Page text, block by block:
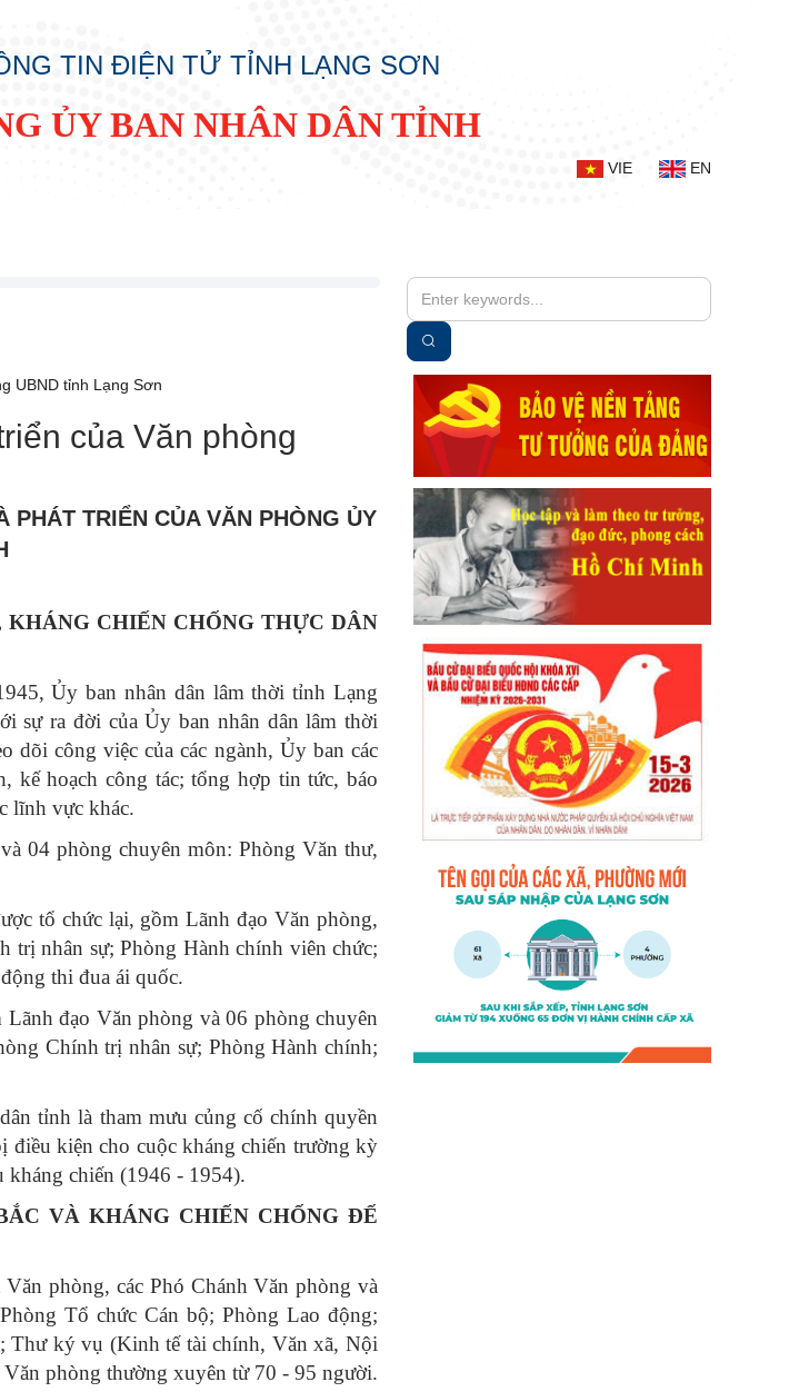
TIN ĐIỆN TỬ TỈNH LẠNG SƠN
ỦY BAN NHÂN DÂN TỈNH
VIE EN
UBND tỉnh Lạng Sơn
của Văn phòng
PHÁT TRIỂN CỦA VĂN PHÒNG ỦY
CHIẾN CHỐNG THỰC DÂN
Ủy ban nhân dân lâm thời tỉnh Lạng
sự ra đời của Ủy ban nhân dân lâm thời
công việc của các ngành, Ủy ban các
kế hoạch công tác; tổng hợp tin tức, báo
lĩnh vực khác.
04 phòng chuyên môn: Phòng Văn thư,
tổ chức lại, gồm Lãnh đạo Văn phòng,
trị nhân sự; Phòng Hành chính viên chức;
thi đua ái quốc.
đạo Văn phòng và 06 phòng chuyên
Chính trị nhân sự; Phòng Hành chính;
tỉnh là tham mưu củng cố chính quyền
điều kiện cho cuộc kháng chiến trường kỳ
kháng chiến (1946 - 1954).
VÀ KHÁNG CHIẾN CHỐNG ĐẾ
phòng, các Phó Chánh Văn phòng và
Tổ chức Cán bộ; Phòng Lao động;
Thư ký vụ (Kinh tế tài chính, Văn xã, Nội
phòng thường xuyên từ 70 - 95 người.